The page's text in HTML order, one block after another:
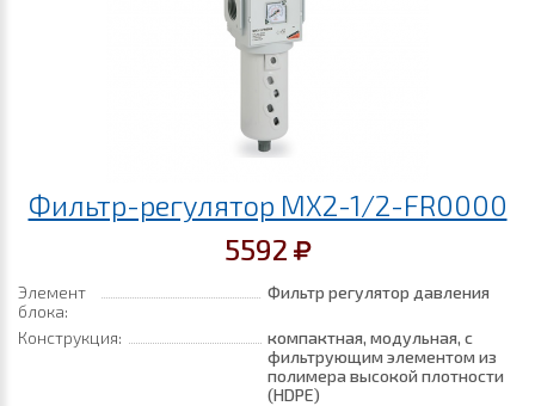
Фильтр-регулятор MX2-1/2-FR0000
5592
Элемент
блока:
Фильтр регулятор давления
Конструкция:
компактная, модульная, с
фильтрующим элементом из
полимера высокой плотности
(HDPE)